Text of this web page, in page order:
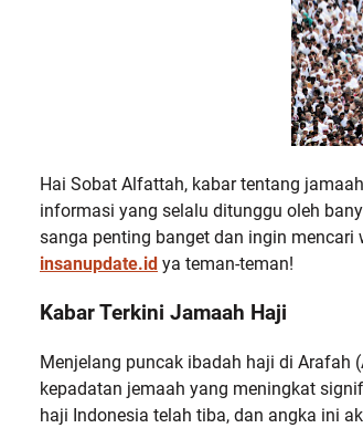
Hai Sobat Alfattah, kabar tentang
informasi yang selalu ditunggu oleh
sanga penting banget dan ingin
insanupdate.id ya teman-teman!
Kabar Terkini Jamaah Haji
Menjelang puncak ibadah haji di Arafah
kepadatan jemaah yang meningkat
haji Indonesia telah tiba, dan angka ini